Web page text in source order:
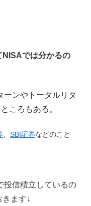
NISAでは分かるの
ーンやトータルリタ
ころもある。
、 SBI証券などのこと
投信積立しているの
ます↓